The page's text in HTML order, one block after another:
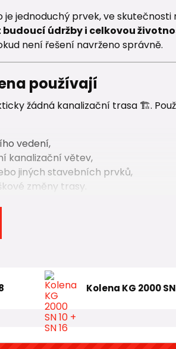
je jednoduchý prvek, ve skutečnosti
údržby i celkovou
není řešení navrženo správně.
používají
žádná kanalizační trasa 🏗️.
vedení,
kanalizační větev,
jiných stavebních prvků,
změny trasy.
zalomení potrubí zvyšuje
kanalizace i provozním podmínkám.
z PVC-U (neměkčeného
vystavené vyššímu zatížení se
Kolena KG 2000 SN